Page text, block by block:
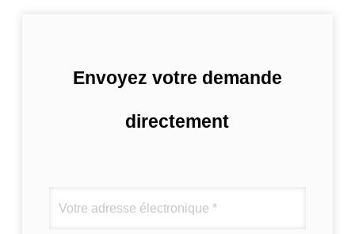
Envoyez votre demande
directement